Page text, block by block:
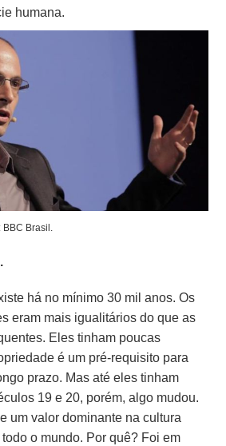
humana.
: BBC Brasil.
há no mínimo 30 mil anos. Os
eram mais igualitários do que as
Eles tinham poucas
é um pré-requisito para
prazo. Mas até eles tinham
19 e 20, porém, algo mudou.
um valor dominante na cultura
o mundo. Por quê? Foi em